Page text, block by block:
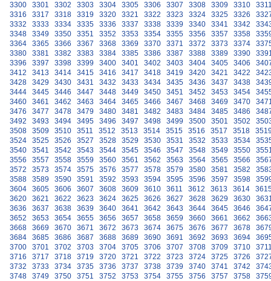
3300
3301 3302 3303 3304 3305 3306 3307 3308 3309 3310
3316
3317 3318 3319 3320 3321 3322 3323 3324 3325 3326
3332
3333 3334 3335 3336 3337 3338 3339 3340 3341 3342
3348
3349 3350 3351 3352 3353 3354 3355 3356 3357 3358
3364
3365 3366 3367 3368 3369 3370 3371 3372 3373 3374
3380
3381 3382 3383 3384 3385 3386 3387 3388 3389 3390
3396
3397 3398 3399 3400 3401 3402 3403 3404 3405 3406
3412
3413 3414 3415 3416 3417 3418 3419 3420 3421 3422
3428
3429 3430 3431 3432 3433 3434 3435 3436 3437 3438
3444
3445 3446 3447 3448 3449 3450 3451 3452 3453 3454
3460
3461 3462 3463 3464 3465 3466 3467 3468 3469 3470
3476
3477 3478 3479 3480 3481 3482 3483 3484 3485 3486
3492
3493 3494 3495 3496 3497 3498 3499 3500 3501 3502
3508
3509 3510 3511 3512 3513 3514 3515 3516 3517 3518
3524
3525 3526 3527 3528 3529 3530 3531 3532 3533 3534
3540
3541 3542 3543 3544 3545 3546 3547 3548 3549 3550
3556
3557 3558 3559 3560 3561 3562 3563 3564 3565 3566
3572
3573 3574 3575 3576 3577 3578 3579 3580 3581 3582
3588
3589 3590 3591 3592 3593 3594 3595 3596 3597 3598
3604
3605 3606 3607 3608 3609 3610 3611 3612 3613 3614
3620
3621 3622 3623 3624 3625 3626 3627 3628 3629 3630
3636
3637 3638 3639 3640 3641 3642 3643 3644 3645 3646
3652
3653 3654 3655 3656 3657 3658 3659 3660 3661 3662
3668
3669 3670 3671 3672 3673 3674 3675 3676 3677 3678
3684
3685 3686 3687 3688 3689 3690 3691 3692 3693 3694
3700
3701 3702 3703 3704 3705 3706 3707 3708 3709 3710
3716
3717 3718 3719 3720 3721 3722 3723 3724 3725 3726
3732
3733 3734 3735 3736 3737 3738 3739 3740 3741 3742
3748
3749 3750 3751 3752 3753 3754 3755 3756 3757 3758